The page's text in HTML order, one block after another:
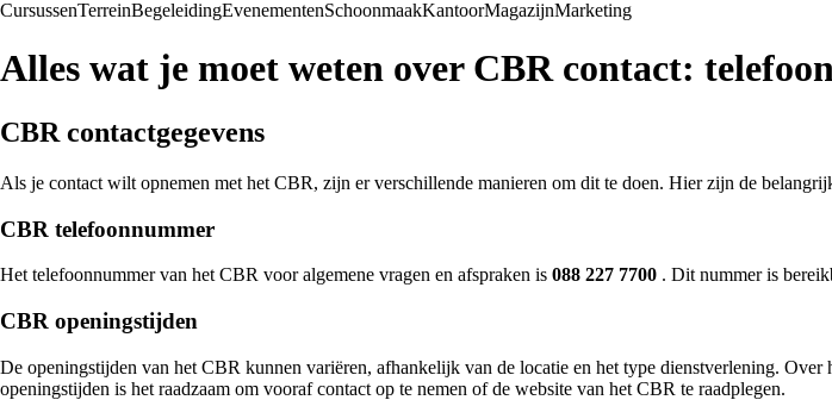
CursussenTerreinBegeleidingEvenementenSchoonmaakKantoorMagazijnMarketing
Alles wat je moet weten over CBR contact:
CBR contactgegevens
Als je contact wilt opnemen met het CBR, zijn er verschillende manieren om dit te doen. Hier zijn de
CBR telefoonnummer
Het telefoonnummer van het CBR voor algemene vragen en afspraken is 088 227 7700 . Dit nummer is
CBR openingstijden
De openingstijden van het CBR kunnen variëren, afhankelijk van de locatie en het type dienstverlening.
openingstijden is het raadzaam om vooraf contact op te nemen of de website van het CBR te raadplegen.